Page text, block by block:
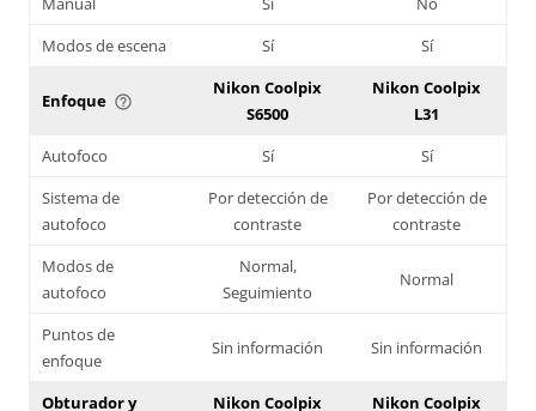
Modos de escena
Sí Sí
Enfoque help_outline
Nikon Coolpix
S6500
Nikon Coolpix
L31
Autofoco
Sí
Sí
Sistema de
autofoco
Por detección de
contraste
Por detección de
contraste
Modos de
autofoco
Normal,
Seguimiento
Normal
Puntos de
enfoque
Sin información Sin información
Obturador y
Nikon Coolpix
Nikon Coolpix